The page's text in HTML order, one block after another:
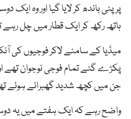
پر پٹی باندھ کر لایا گیا اور وہ
ہاتھ رکھ کر ایک قطار میں چل رہے
میڈیا کے سامنے لاکر فوجیوں کی
پکڑے گئے تمام فوجی نوجوان تھے
جن میں کچھ شدید گھبرائے ہوئے
واضح رہے کہ ایک ہفتے میں یہ